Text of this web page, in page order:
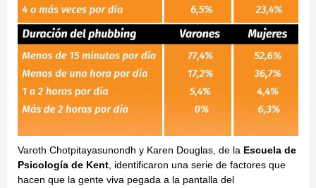
Varoth Chotpitayasunondh y Karen Douglas, de la Escuela de
Psicología de Kent, identificaron una serie de factores que
hacen que la gente viva pegada a la pantalla del